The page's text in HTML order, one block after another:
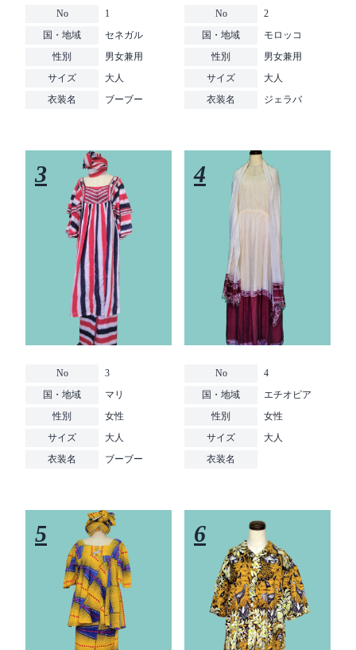
No
1
国・地域
セネガル
性別
男女兼用
サイズ
大人
衣装名
ブーブー
No
2
国・地域
モロッコ
性別
男女兼用
サイズ
大人
衣装名
ジェラバ
3
No
3
国・地域
マリ
性別
女性
サイズ
大人
衣装名
ブーブー
4
No
4
国・地域
エチオピア
性別
女性
サイズ
大人
衣装名
5 6